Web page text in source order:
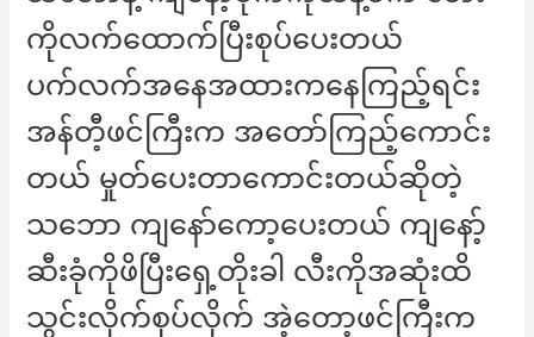
ကိုလက်ထောက်ပြီးစုပ်ပေးတယ်
ပက်လက်အနေအထားကနေကြည့်ရင်း
အန်တီ့ဖင်ကြီးက အတော်ကြည့်ကောင်း
တယ် မှုတ်ပေးတာကောင်းတယ်ဆိုတဲ့
သဘော ကျနော်ကော့ပေးတယ် ကျနော့်
ဆီးခုံကိုဖိပြီးရှေ့တိုးခါ လီးကိုအဆုံးထိ
သွင်းလိုက်စုပ်လိုက် အဲ့တော့ဖင်ကြီးက